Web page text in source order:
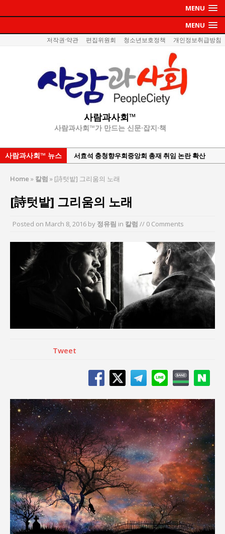
MENU
MENU
저작권·약관 편집위원회 청소년보호정책 개인정보취급방침
사람과사회™
사람과사회™가 만드는 신문·잡지·책
사람과사회™ 뉴스
서효석 충청향우회중앙회 총재 취임 논란 확산
“엄마의 절박함과 ‘실무형 정치인’으로 생활정치 실
김종대, “현대전, 강한 군대도 약해질 수 있다”
이홍원 작가, 생활문화상품 4종 판매
통일 지향 2국가론: 한반도 평화의 새로운 길
강산건설 박재윤 강제추행 사건, 무엇이 문제인가?
한국지방재정공제회, 2026년 정기 승진 인사 발표
서울방산보안협의회, 방산기술보호·공급망 보안
세미나 개최
Home » 칼럼 » [詩텃밭] 그리움의 노래
[詩텃밭] 그리움의 노래
Posted on March 8, 2016 by 정유림 in 칼럼 // 0 Comments
Tweet